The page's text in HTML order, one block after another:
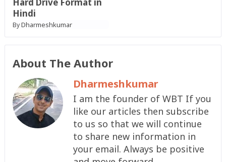
Hindi
ByDharmeshkumar
About The Author
Dharmeshkumar
I am the founder of WBT If you
like our articles then subscribe
to us so that we will continue
to share new information in
your email. Always be positive